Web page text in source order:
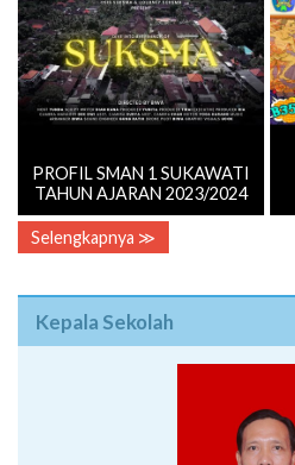
PROFIL SMAN 1 SUKAWATI
TAHUN AJARAN 2023/2024
Selengkapnya ≫
Kepala Sekolah